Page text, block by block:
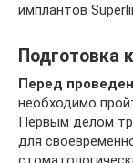
имплантов
Подготовка
Перед
необходимо
Первым делом
для